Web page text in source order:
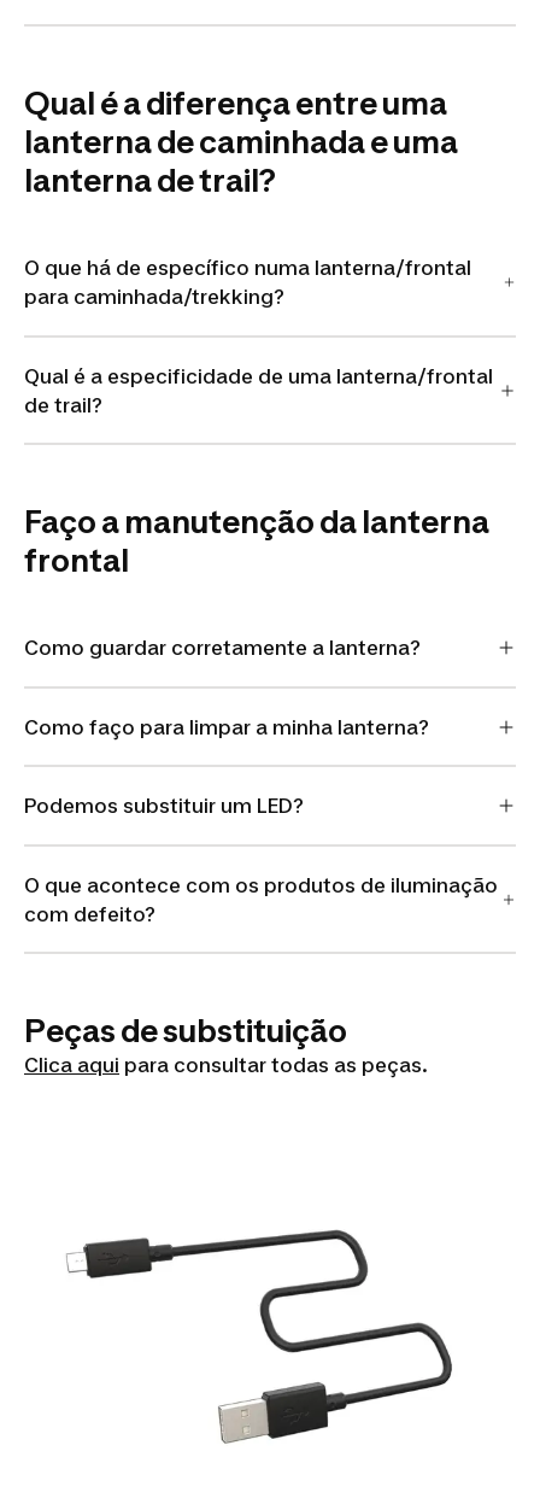
Qual é a diferença entre uma
lanterna de caminhada e uma
lanterna de trail?
O que há de específico numa lanterna/frontal
para caminhada/trekking?
Qual é a especificidade de uma lanterna/frontal
de trail?
Faço a manutenção da lanterna
frontal
Como guardar corretamente a lanterna?
Como faço para limpar a minha lanterna?
Podemos substituir um LED?
O que acontece com os produtos de iluminação
com defeito?
Peças de substituição
Clica aqui para consultar todas as peças.